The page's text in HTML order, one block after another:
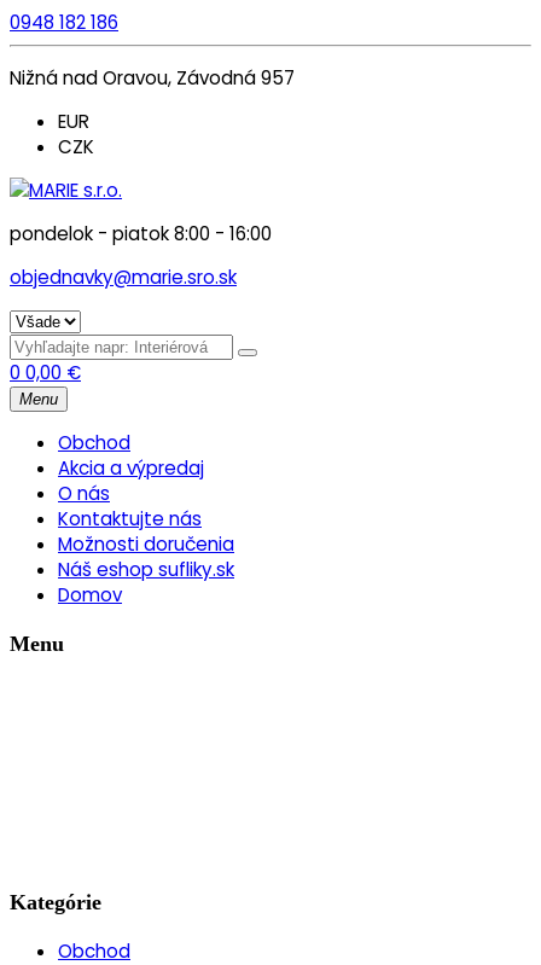
0948 182 186
Nižná nad Oravou, Závodná 957
EUR
CZK
pondelok - piatok 8:00 - 16:00
objednavky@marie.sro.sk
0 0,00 €
Menu
Obchod
Akcia a výpredaj
O nás
Kontaktujte nás
Možnosti doručenia
Náš eshop sufliky.sk
Domov
Menu
Kategórie
Obchod